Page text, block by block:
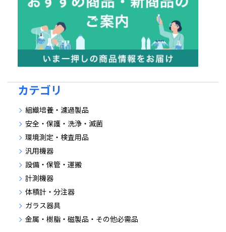
カテゴリ
組織培養・濾過製品
安全・保護・洗浄・滅菌
環境測定・検査用品
汎用機器
設備・保管・運搬
計測機器
体積計・分注器
ガラス器具
金属・樹脂・磁製品・その他必需品